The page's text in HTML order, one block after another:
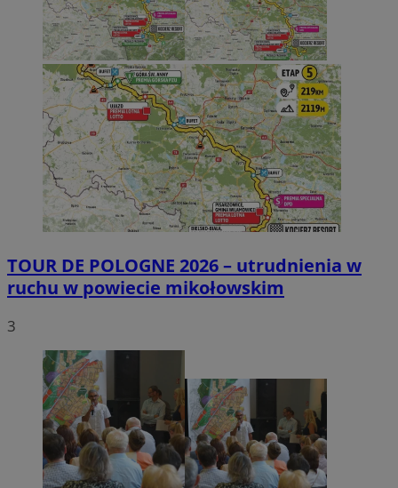
TOUR DE POLOGNE 2026 – utrudnienia w
ruchu w powiecie mikołowskim
3